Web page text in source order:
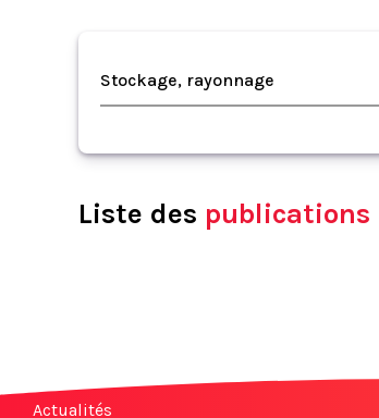
Stockage, rayonnage
Liste des publications
Actualités